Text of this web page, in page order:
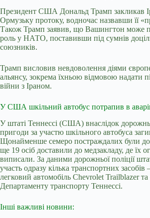
Президент США Дональд Трамп закликав
Ормузьку протоку, водночас назвавши її
Також Трамп заявив, що Вашингтон може
роль у НАТО, поставивши під сумнів
союзників.
Трамп висловив невдоволення діями
альянсу, зокрема їхньою відмовою надати
війни з Іраном.
У США шкільний автобус потрапив в
У штаті Теннессі (США) внаслідок
пригоди за участю шкільного автобуса
Щонайменше семеро постраждалих були
ще 19 осіб доставили до медзакладу, де їх
виписали. За даними дорожньої поліції
участь одразу кілька транспортних
легковий автомобіль Chevrolet Trailblazer
Департаменту транспорту Теннессі.
Інші важливі новини: